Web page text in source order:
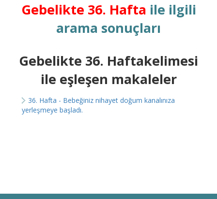
Gebelikte 36. Hafta ile ilgili
arama sonuçları
Gebelikte 36. Haftakelimesi
ile eşleşen makaleler
36. Hafta - Bebeğiniz nihayet doğum kanalınıza
yerleşmeye başladı.